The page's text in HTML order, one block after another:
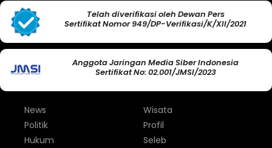
Telah diverifikasi oleh Dewan Pers
Sertifikat Nomor 949/DP-Verifikasi/K/XII/2021
Anggota Jaringan Media Siber Indonesia
Sertifikat No: 02.001/JMSI/2023
News
Politik
Hukum
Wisata
Profil
Seleb